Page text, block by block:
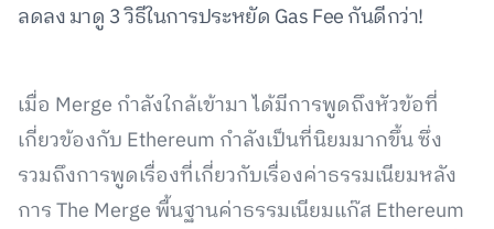
ลดลง มาดู 3 วิธีในการประหยัด Gas Fee กันดีกว่า!
เมื่อ Merge กำลังใกล้เข้ามา ได้มีการพูดถึงหัวข้อที่
เกี่ยวข้องกับ Ethereum กำลังเป็นที่นิยมมากขึ้น ซึ่ง
รวมถึงการพูดเรื่องที่เกี่ยวกับเรื่องค่าธรรมเนียมหลัง
การ The Merge พื้นฐานค่าธรรมเนียมแก๊ส Ethereum